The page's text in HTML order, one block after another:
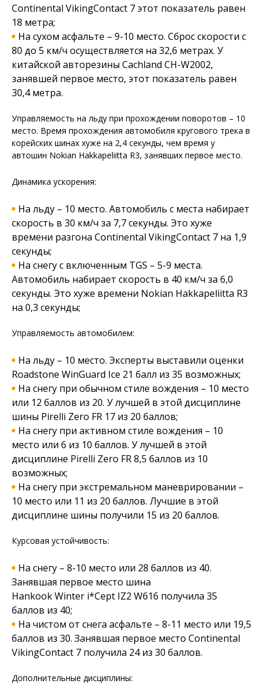
Continental VikingContact 7 этот показатель равен
18 метра;
На сухом асфальте – 9-10 место. Сброс скорости с
80 до 5 км/ч осуществляется на 32,6 метрах. У
китайской авторезины Cachland CH-W2002,
занявшей первое место, этот показатель равен
30,4 метра.
Управляемость на льду при прохождении поворотов – 10
место. Время прохождения автомобиля кругового трека в
корейских шинах хуже на 2,4 секунды, чем время у
автошин Nokian Hakkapeliitta R3, занявших первое место.
Динамика ускорения:
На льду – 10 место. Автомобиль с места набирает
скорость в 30 км/ч за 7,7 секунды. Это хуже
времени разгона Continental VikingContact 7 на 1,9
секунды;
На снегу с включенным TGS – 5-9 места.
Автомобиль набирает скорость в 40 км/ч за 6,0
секунды. Это хуже времени Nokian Hakkapeliitta R3
на 0,3 секунды;
Управляемость автомобилем:
На льду – 10 место. Эксперты выставили оценки
Roadstone WinGuard Ice 21 балл из 35 возможных;
На снегу при обычном стиле вождения – 10 место
или 12 баллов из 20. У лучшей в этой дисциплине
шины Pirelli Zero FR 17 из 20 баллов;
На снегу при активном стиле вождения – 10
место или 6 из 10 баллов. У лучшей в этой
дисциплине Pirelli Zero FR 8,5 баллов из 10
возможных;
На снегу при экстремальном маневрировании –
10 место или 11 из 20 баллов. Лучшие в этой
дисциплине шины получили 15 из 20 баллов.
Курсовая устойчивость:
На снегу – 8-10 место или 28 баллов из 40.
Занявшая первое место шина
Hankook Winter i*Cept IZ2 W616 получила 35
баллов из 40;
На чистом от снега асфальте – 8-11 место или 19,5
баллов из 30. Занявшая первое место Continental
VikingContact 7 получила 24 из 30 баллов.
Дополнительные дисциплины: